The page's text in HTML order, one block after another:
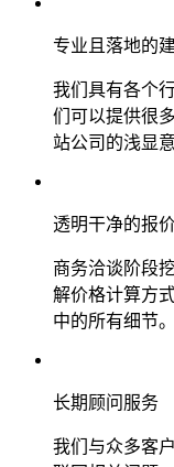
专业且落地的
我们具有各个
们可以提供很
站公司的浅显意
透明干净的报
商务洽谈阶段
解价格计算方
中的所有细节。
长期顾问服务
我们与众多客